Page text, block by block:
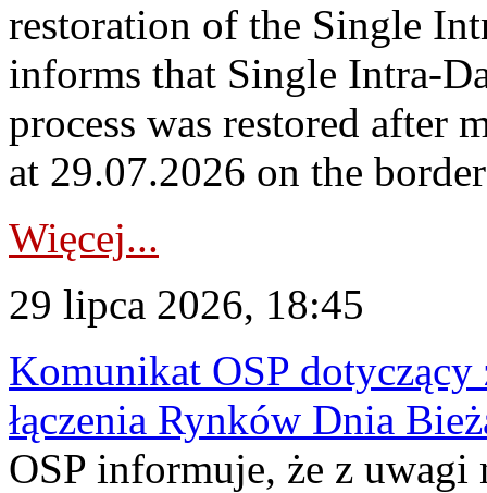
restoration of the Single
informs that Single Intra-
process was restored after
at 29.07.2026 on the
Więcej...
29 lipca 2026, 18:45
Komunikat OSP dotyczący
łączenia Rynków Dnia
OSP informuje, że z uwagi